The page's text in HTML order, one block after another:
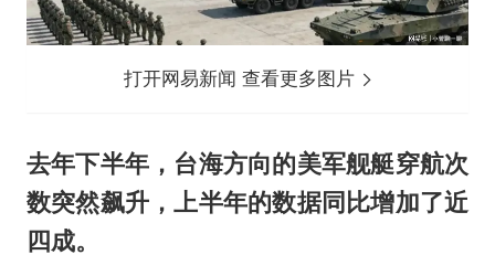
打开网易新闻 查看更多图片
去年下半年，台海方向的美军舰艇穿航次
数突然飙升，上半年的数据同比增加了近
四成。